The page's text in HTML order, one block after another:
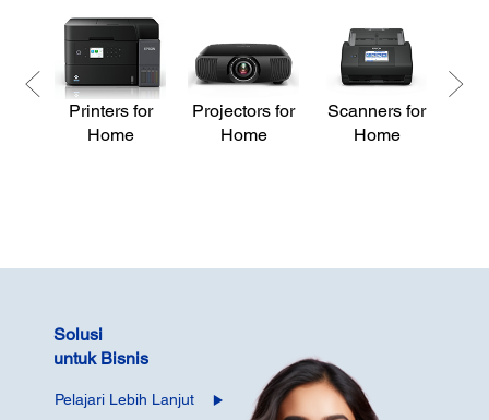
Printers for
Home
Projectors for
Home
Scanners for
Home
Solusi
untuk Bisnis
Pelajari Lebih Lanjut